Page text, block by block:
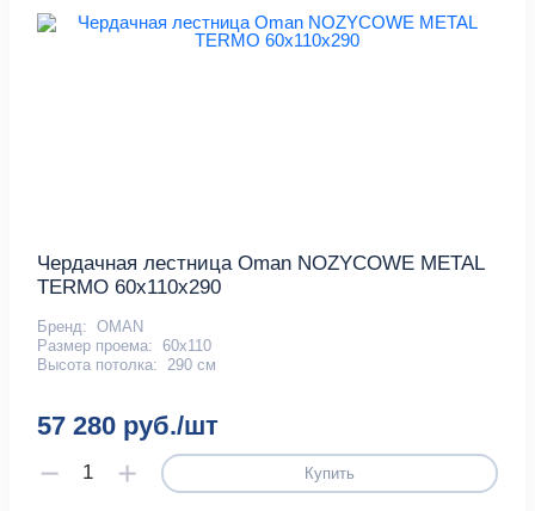
Чердачная лестница Oman NOZYCOWE METAL
TERMO 60х110х290
Бренд: OMAN
Размер проема: 60x110
Высота потолка: 290 см
57 280 руб./шт
Купить